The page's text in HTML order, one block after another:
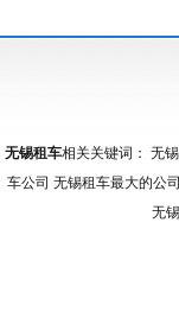
无锡租车相关关键词： 无
车公司 无锡租车最大的公
无